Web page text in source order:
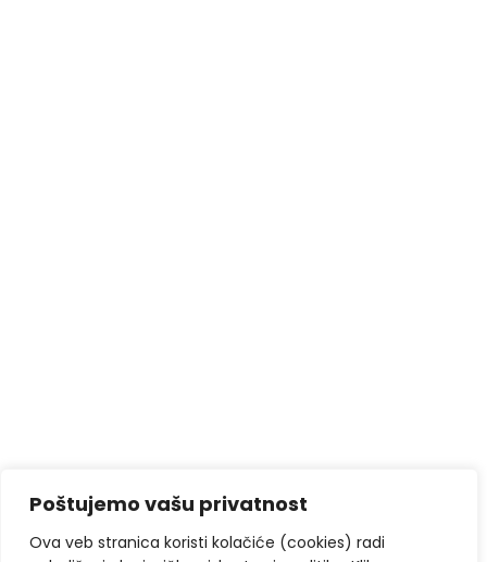
Poštujemo vašu privatnost
Ova veb stranica koristi kolačiće (cookies) radi